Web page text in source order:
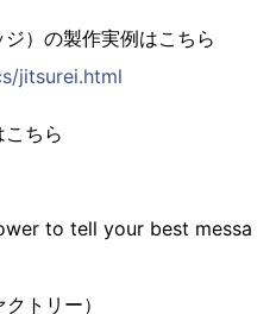
）の製作実例はこちら
jitsurei.html
ちら
to tell your best messa
トリー）